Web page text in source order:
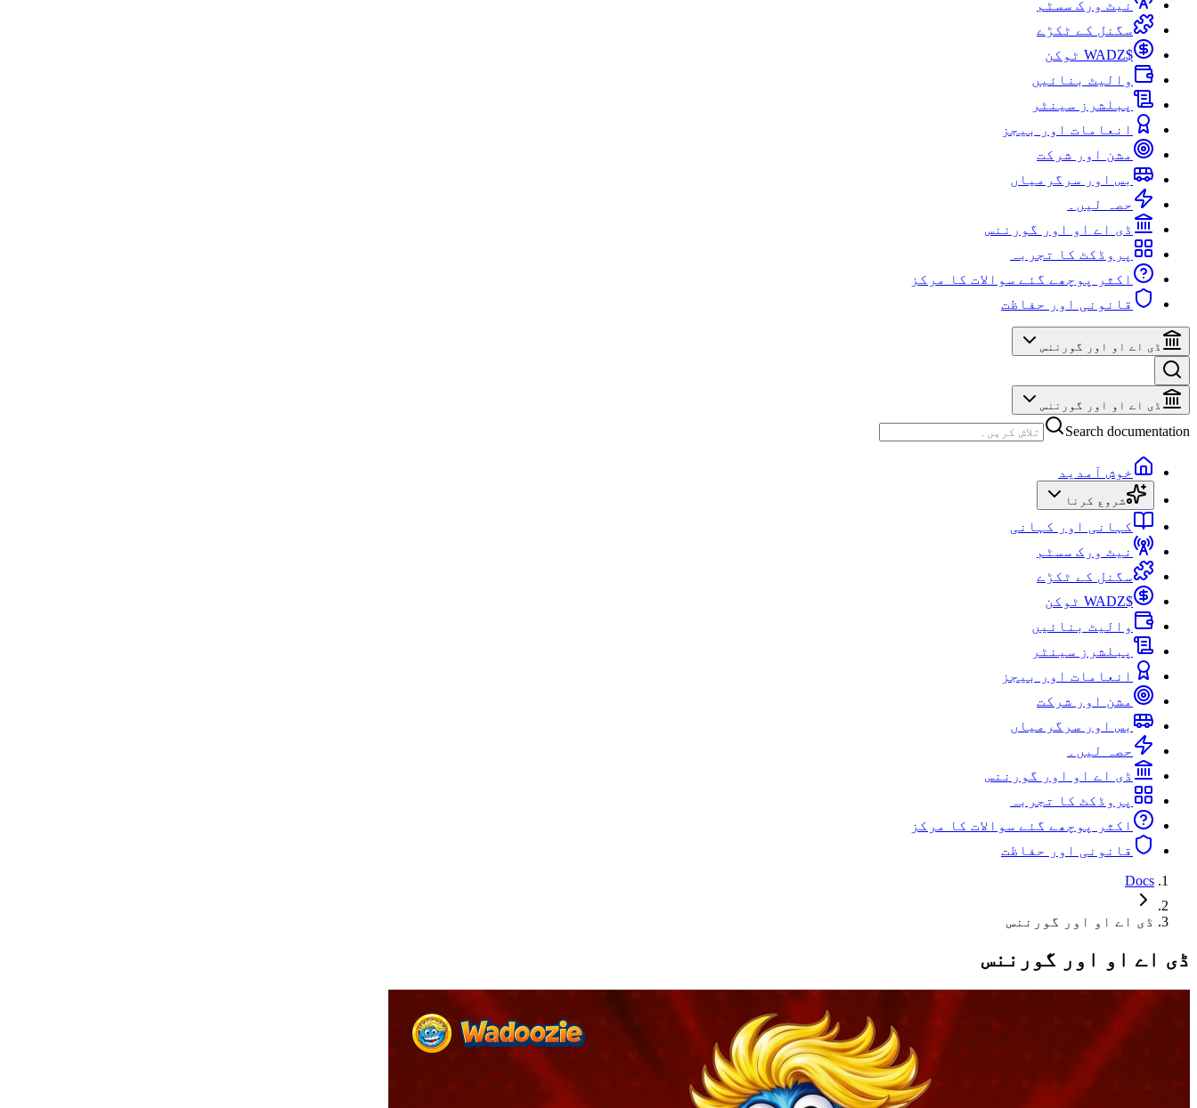
نیٹ ورک سسٹم
سگنل کے ٹکڑے
$WADZ ٹوکن
والیٹ بنائیں
پبلشرز سینٹر
انعامات اور بیجز
مشن اور شرکت
بس اور سرگرمیاں
حصہ لیں۔
ڈی اے او اور گورننس
پروڈکٹ کا تجربہ
اکثر پوچھے گئے سوالات کا مرکز
قانونی اور حفاظت
ڈی اے او اور گورننس
ڈی اے او اور گورننس
Search documentation
خوش آمدید
شروع کرنا
کہانی اور کہانی
نیٹ ورک سسٹم
سگنل کے ٹکڑے
$WADZ ٹوکن
والیٹ بنائیں
پبلشرز سینٹر
انعامات اور بیجز
مشن اور شرکت
بس اور سرگرمیاں
حصہ لیں۔
ڈی اے او اور گورننس
پروڈکٹ کا تجربہ
اکثر پوچھے گئے سوالات کا مرکز
قانونی اور حفاظت
Docs
ڈی اے او اور گورننس
ڈی اے او اور گورننس